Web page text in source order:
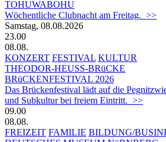
TOHUWABOHU
Wöchentliche Clubnacht am Freitag. >>
Samstag, 08.08.2026
23.00
08.08.
KONZERT FESTIVAL KULTUR
THEODOR-HEUSS-BRüCKE
BRüCKENFESTIVAL 2026
Das Brückenfestival lädt auf die
und Subkultur bei freiem Eintritt. >>
09.00
08.08.
FREIZEIT FAMILIE BILDUNG/